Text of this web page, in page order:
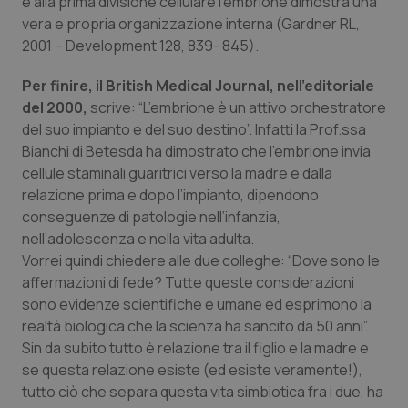
vera e propria organizzazione interna (Gardner RL,
2001 – Development 128, 839- 845).
Per finire, il British Medical Journal, nell’editoriale
del 2000, scrive: “L’embrione è un attivo orchestratore
del suo impianto e del suo destino”. Infatti la Prof.ssa
Bianchi di Betesda ha dimostrato che l’embrione invia
cellule staminali guaritrici verso la madre e dalla
relazione prima e dopo l’impianto, dipendono
conseguenze di patologie nell’infanzia,
nell’adolescenza e nella vita adulta.
Vorrei quindi chiedere alle due colleghe: “Dove sono le
affermazioni di fede? Tutte queste considerazioni
sono evidenze scientifiche e umane ed esprimono la
realtà biologica che la scienza ha sancito da 50 anni”.
Sin da subito tutto è relazione tra il figlio e la madre e
se questa relazione esiste (ed esiste veramente!),
tutto ciò che separa questa vita simbiotica fra i due, ha
tracking-sites-ironfish-
tracking-enable
www.quotidianosanita.it
tracking-sites-ironfish-
www.quotidianosanita.it
_ga
Google LLC
.quotidianosanita.it